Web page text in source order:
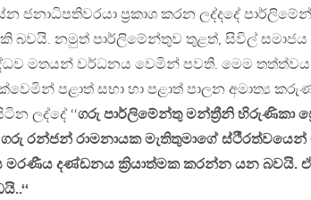
ජනාධිපතිවරයා ප්‍ර‍කාශ කරන ලද්දදේ
බවයි. නමුත් පාර්ලිමේන්තුව තුළත්, සිවිල්
මතයන් වර්ධනය වෙමින් පවති. මෙම තත්ත්වය
පළාත් සභා හා පළාත් පාලන අමාත්‍ය
ලද්දේ ‘‘ගරු පාර්ලිමේන්තු මන්ත්‍රීනි හිරුණිකා
රන්ජන් රාමනායක මැතිතුමාගේ ස්ථීරත්වයෙන්
මරණීය දණ්ඩනය ක්‍රියාත්මක කරන්න යන බවයි.